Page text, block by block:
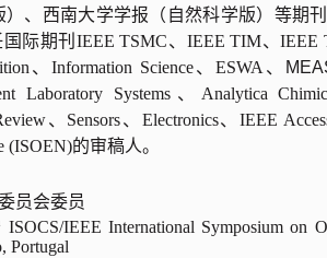
、西南大学学报（自然科学版）等期刊
期刊IEEE TSMC、IEEE TIM、IEEE
、Information Science、ESWA、
Laboratory Systems、Analytica
、Sensors、Electronics、IEEE
(ISOEN)的审稿人。
员会委员
ISOCS/IEEE International Symposium on
Portugal